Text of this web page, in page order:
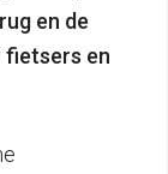
en de
fietsers en